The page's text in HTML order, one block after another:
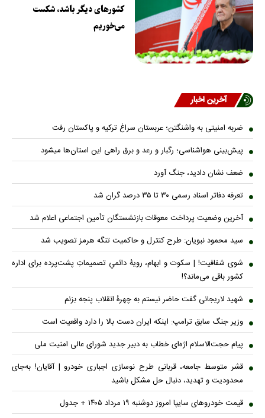
کشورهای دیگر باشد، شکست
می‌خوریم
آخرین اخبار
ضربه امنیتی به واشنگتن؛ عربستان سراغ ترکیه و پاکستان رفت
پیش‌بینی هواشناسی؛ رگبار و رعد و برق راهی این استان‌ها میشود
ضعف نشان دادید، جنگ آورد
تعرفه دفاتر اسناد رسمی ۳۰ تا ۳۵ درصد گران شد
آخرین وضعیت پرداخت معوقات بازنشستگان تأمین اجتماعی اعلام شد
سید محمود نبویان: طرح کنترل و حاکمیت تنگه هرمز تصویب شد
شوی شفافیت! | سکوت و ابهام، رویۀ دائمیِ تصمیماتِ پشت‌پرده برای اداره
کشور باقی می‌ماند؟!
شهید لاریجانی گفت حاضر نیستم به چهرۀ انقلاب پنجه بزنم
وزیر جنگ سابق ترامپ: اینکه ایران دست بالا را دارد واقعیت است
پیام حجت‌الاسلام اژه‌ای خطاب به دبیر جدید شورای عالی امنیت ملی
قشر متوسط جامعه، قربانی طرح نوسازی اجباری خودرو | آقایان! به‌جای
محدودیت و تهدید، دنبال حل مشکل باشید
قیمت خودرو‌های سایپا امروز دوشنبه ۱۹ مرداد ۱۴۰۵ + جدول